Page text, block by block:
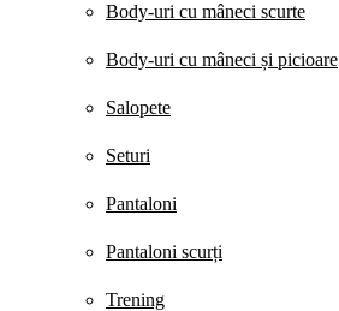
Body-uri cu mâneci scurte
Body-uri cu mâneci și picioare
Salopete
Seturi
Pantaloni
Pantaloni scurți
Trening